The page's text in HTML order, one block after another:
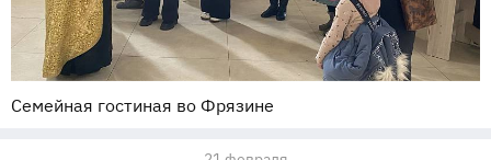
Семейная гостиная во Фрязине